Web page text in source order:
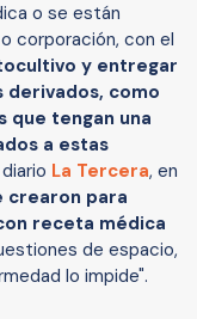
o se están
corporación, con el
y entregar
derivados, como
que tengan una
a estas
La Tercera, en
crearon para
receta médica
de espacio,
lo impide".